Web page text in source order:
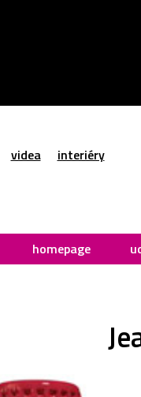
videa interiéry
homepage